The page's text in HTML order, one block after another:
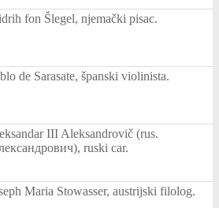
fon Šlegel, njemački pisac.
de Sarasate, španski violinista.
III Aleksandrovič (rus.
ruski car.
Maria Stowasser, austrijski filolog.